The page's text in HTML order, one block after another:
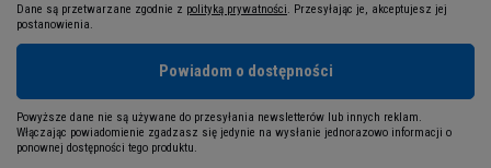
Dane są przetwarzane zgodnie z polityką prywatności. Przesyłając je, akceptujesz jej
postanowienia.
Powiadom o dostępności
Powyższe dane nie są używane do przesyłania newsletterów lub innych reklam.
Włączając powiadomienie zgadzasz się jedynie na wysłanie jednorazowo informacji o
ponownej dostępności tego produktu.